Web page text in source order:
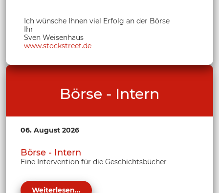
Ich wünsche Ihnen viel Erfolg an der Börse
Ihr
Sven Weisenhaus
www.stockstreet.de
Börse - Intern
06. August 2026
Börse - Intern
Eine Intervention für die Geschichtsbücher
Weiterlesen...